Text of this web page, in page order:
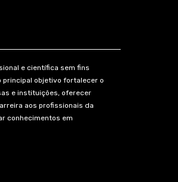
e científica sem fins
principal objetivo fortalecer o
e instituições, oferecer
aos profissionais da
conhecimentos em